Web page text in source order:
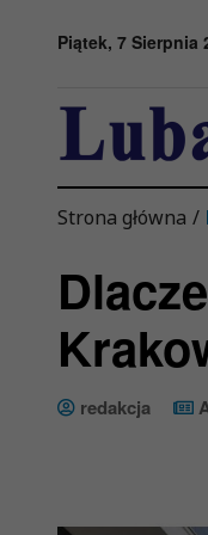
Piątek, 7 Sierpnia
Strona główna /
redakcja